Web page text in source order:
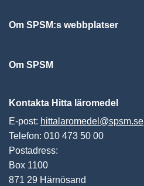
Om SPSM:s webbplatser
Om SPSM
Kontakta Hitta läromedel
E-post: hittalaromedel@spsm.se
Telefon: 010 473 50 00
Postadress:
Box 1100
871 29 Härnösand